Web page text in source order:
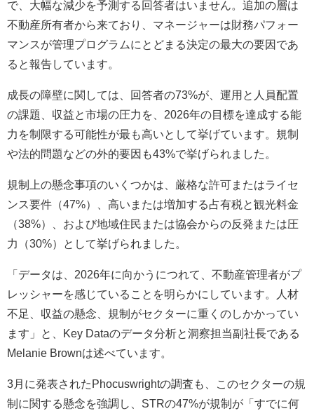
で、大幅な減少を予測する回答者はいません。追加の層は
不動産所有者から来ており、マネージャーは財務パフォー
マンスが管理プログラムにとどまる決定の最大の要因であ
ると報告しています。
成長の障壁に関しては、回答者の73%が、運用と人員配置
の課題、収益と市場の圧力を、2026年の目標を達成する能
力を制限する可能性が最も高いとして挙げています。規制
や法的問題などの外的要因も43%で挙げられました。
規制上の懸念事項のいくつかは、厳格な許可またはライセ
ンス要件（47%）、高いまたは増加する占有税と観光料金
（38%）、および地域住民または協会からの反発または圧
力（30%）として挙げられました。
「データは、2026年に向かうにつれて、不動産管理者がプ
レッシャーを感じていることを明らかにしています。人材
不足、収益の懸念、規制がセクターに重くのしかかってい
ます」と、Key Dataのデータ分析と洞察担当副社長である
Melanie Brownは述べています。
3月に発表されたPhocuswrightの調査も、このセクターの規
制に関する懸念を強調し、STRの47%が規制が「すでに何